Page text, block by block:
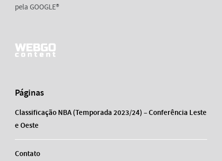
pela GOOGLE®
Páginas
Classificação NBA (Temporada 2023/24) – Conferência Leste
e Oeste
Contato